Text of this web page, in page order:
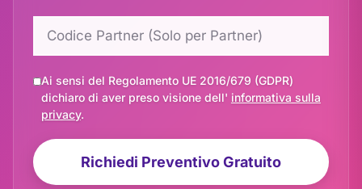
Ai sensi del Regolamento UE 2016/679 (GDPR)
dichiaro di aver preso visione dell' informativa sulla
privacy.
Richiedi Preventivo Gratuito